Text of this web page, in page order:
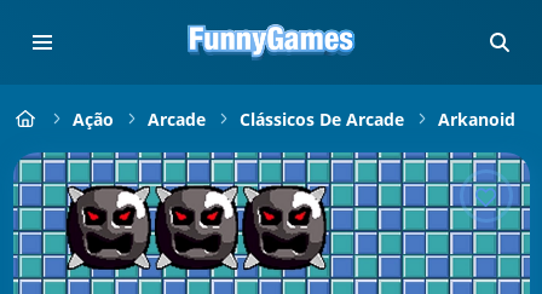
Ação Arcade Clássicos De Arcade Arkanoid